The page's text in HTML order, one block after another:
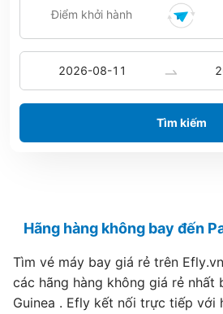
Tìm kiếm
Hãng hàng không bay đến
Tìm vé máy bay giá rẻ trên
các hãng hàng không giá rẻ nhất
Guinea . Efly kết nối trực tiếp với